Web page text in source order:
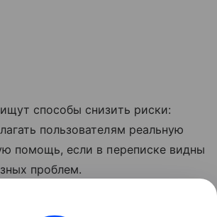
способы снизить риски:
пользователям реальную
помощь, если в переписке видны
проблем.